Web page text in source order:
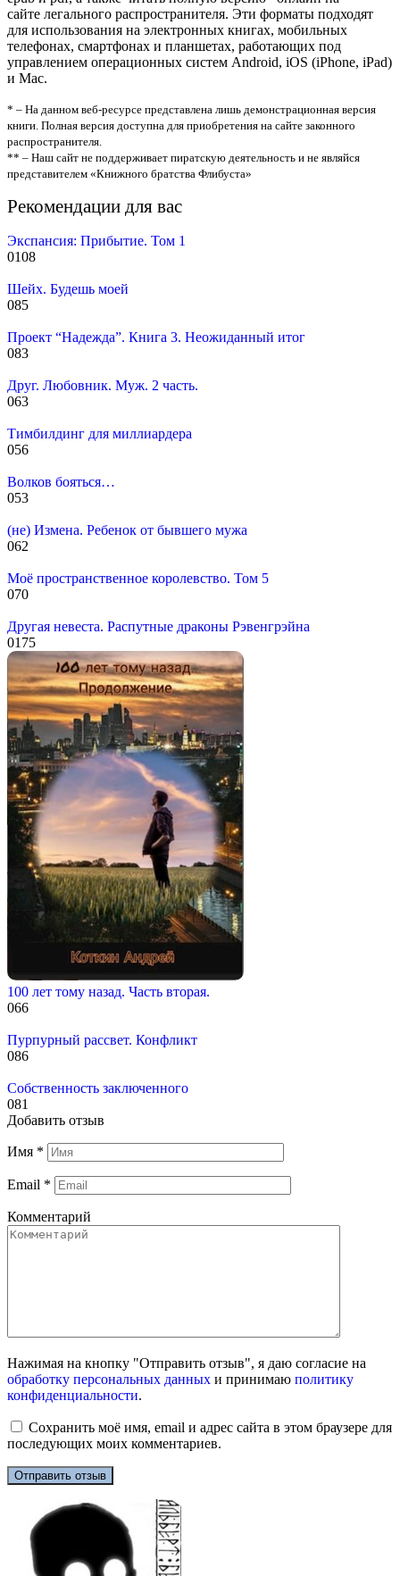
сайте легального распространителя. Эти форматы подходят
для использования на электронных книгах, мобильных
телефонах, смартфонах и планшетах, работающих под
управлением операционных систем Android, iOS (iPhone, iPad)
и Mac.
* – На данном веб-ресурсе представлена лишь демонстрационная версия
книги. Полная версия доступна для приобретения на сайте законного
распространителя.
** – Наш сайт не поддерживает пиратскую деятельность и не являйся
представителем «Книжного братства Флибуста»
Рекомендации для вас
Экспансия: Прибытие. Том 1
0108
Шейх. Будешь моей
085
Проект “Надежда”. Книга 3. Неожиданный итог
083
Друг. Любовник. Муж. 2 часть.
063
Тимбилдинг для миллиардера
056
Волков бояться…
053
(не) Измена. Ребенок от бывшего мужа
062
Моё пространственное королевство. Том 5
070
Другая невеста. Распутные драконы Рэвенгрэйна
0175
100 лет тому назад. Часть вторая.
066
Пурпурный рассвет. Конфликт
086
Собственность заключенного
081
Добавить отзыв
Имя *
Email *
Комментарий
Нажимая на кнопку "Отправить отзыв", я даю согласие на
обработку персональных данных и принимаю политику
конфиденциальности.
Сохранить моё имя, email и адрес сайта в этом браузере для
последующих моих комментариев.